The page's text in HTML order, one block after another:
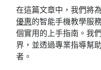
在這篇文章中，我們將
優惠的智能手機教學服
個實用的上手指南。我
界，並透過專業指導幫
者。